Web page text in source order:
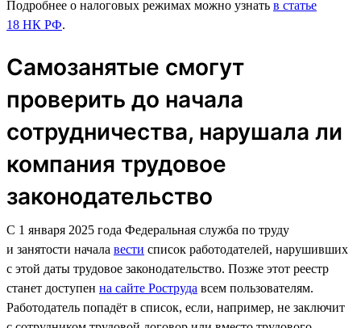
Подробнее о налоговых режимах можно узнать в статье
18 НК РФ.
Самозанятые смогут
проверить до начала
сотрудничества, нарушала ли
компания трудовое
законодательство
С 1 января 2025 года Федеральная служба по труду
и занятости начала вести список работодателей, нарушивших
с этой даты трудовое законодательство. Позже этот реестр
станет доступен на сайте Роструда всем пользователям.
Работодатель попадёт в список, если, например, не заключит